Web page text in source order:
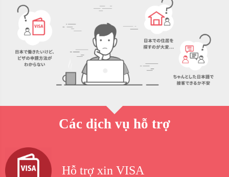
Các dịch vụ hỗ trợ
Hỗ trợ xin VISA